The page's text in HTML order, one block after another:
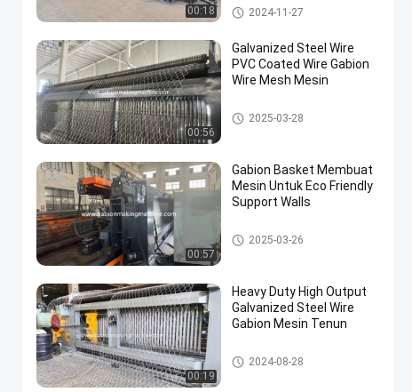
00:18 mesin pembuatan gabion
2024-11-27
00:56
Galvanized Steel Wire
PVC Coated Wire Gabion
Wire Mesh Mesin
mesin pembuatan gabion
2025-03-28
00:57
Gabion Basket Membuat
Mesin Untuk Eco Friendly
Support Walls
mesin pembuatan gabion
2025-03-26
00:19
Heavy Duty High Output
Galvanized Steel Wire
Gabion Mesin Tenun
mesin pembuatan gabion
2024-08-28